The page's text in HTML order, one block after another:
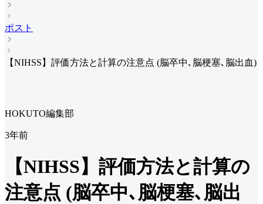
ポスト
【NIHSS】評価方法と計算の注意点 (脳卒中､脳梗塞､脳出血)
HOKUTO編集部
3年前
【NIHSS】評価方法と計算の
注意点 (脳卒中､脳梗塞､脳出